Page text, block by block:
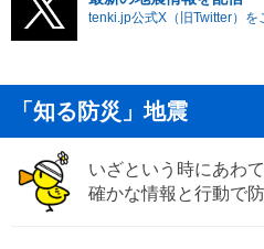
tenki.jp公式X（旧Twitter）を
「知る防災」地震
いざという時にあわ
確かな情報と行動で